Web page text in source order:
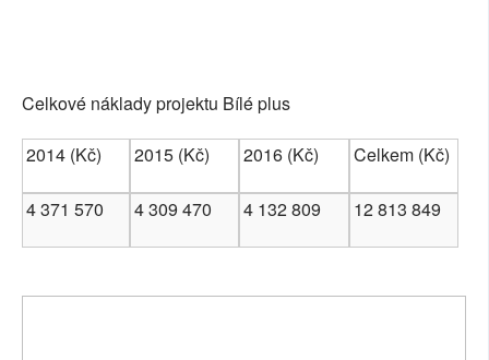
Celkové náklady projektu Bílé plus
2014 (Kč) 2015 (Kč) 2016 (Kč) Celkem (Kč)
4 371 570 4 309 470 4 132 809 12 813 849